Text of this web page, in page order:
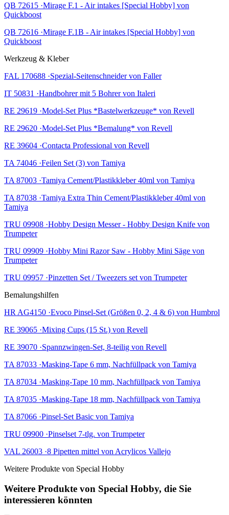
QB 72615 ·Mirage F.1 - Air intakes [Special Hobby] von
Quickboost
QB 72616 ·Mirage F.1B - Air intakes [Special Hobby] von
Quickboost
Werkzeug & Kleber
FAL 170688 ·Spezial-Seitenschneider von Faller
IT 50831 ·Handbohrer mit 5 Bohrer von Italeri
RE 29619 ·Model-Set Plus *Bastelwerkzeuge* von Revell
RE 29620 ·Model-Set Plus *Bemalung* von Revell
RE 39604 ·Contacta Professional von Revell
TA 74046 ·Feilen Set (3) von Tamiya
TA 87003 ·Tamiya Cement/Plastikkleber 40ml von Tamiya
TA 87038 ·Tamiya Extra Thin Cement/Plastikkleber 40ml von
Tamiya
TRU 09908 ·Hobby Design Messer - Hobby Design Knife von
Trumpeter
TRU 09909 ·Hobby Mini Razor Saw - Hobby Mini Säge von
Trumpeter
TRU 09957 ·Pinzetten Set / Tweezers set von Trumpeter
Bemalungshilfen
HR AG4150 ·Evoco Pinsel-Set (Größen 0, 2, 4 & 6) von Humbrol
RE 39065 ·Mixing Cups (15 St.) von Revell
RE 39070 ·Spannzwingen-Set, 8-teilig von Revell
TA 87033 ·Masking-Tape 6 mm, Nachfüllpack von Tamiya
TA 87034 ·Masking-Tape 10 mm, Nachfüllpack von Tamiya
TA 87035 ·Masking-Tape 18 mm, Nachfüllpack von Tamiya
TA 87066 ·Pinsel-Set Basic von Tamiya
TRU 09900 ·Pinselset 7-tlg. von Trumpeter
VAL 26003 ·8 Pipetten mittel von Acrylicos Vallejo
Weitere Produkte von Special Hobby
Weitere Produkte von Special Hobby, die Sie
interessieren könnten